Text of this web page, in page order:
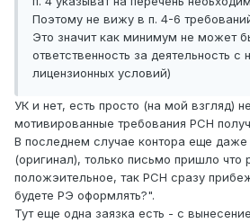
Поэтому не вижу в п. 4-6
Это значит как минимум не может
ответственность за деятельность с
лицензионных условий)
УК и нет, есть просто (на мой взгляд)
мотивированные требования РСН
В последнем случае контора еще
(оригинал), только письмо пришло что
положэительное, так РСН сразу
будете РЭ оформлять?".
Тут еще одна заязка есть - с